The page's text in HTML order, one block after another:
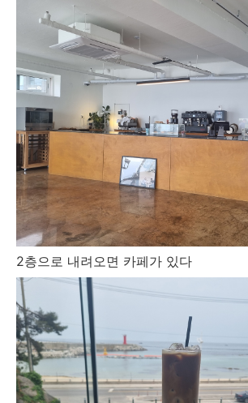
2층으로 내려오면 카페가 있다